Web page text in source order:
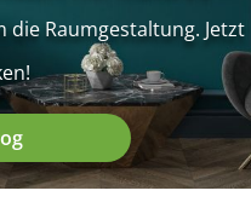
Raumgestaltung. Jetzt